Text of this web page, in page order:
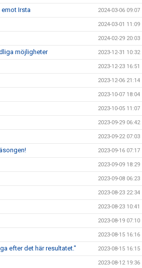
Irsta 2024-03-06 09:07
2024-03-01 11:09
2024-02-29 20:03
möjligheter 2023-12-31 10:32
2023-12-23 16:51
2023-12-06 21:14
2023-10-07 18:04
2023-10-05 11:07
2023-09-29 06:42
2023-09-22 07:03
2023-09-16 07:17
2023-09-09 18:29
2023-09-08 06:23
2023-08-23 22:34
2023-08-23 10:41
2023-08-19 07:10
2023-08-15 16:16
efter det här resultatet." 2023-08-15 16:15
2023-08-12 19:36